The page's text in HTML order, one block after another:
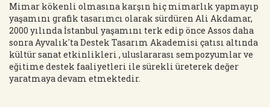
Mimar kökenli olmasına karşın hiç mimarlık yapmayıp
yaşamını grafik tasarımcı olarak sürdüren Ali Akdamar,
2000 yılında İstanbul yaşamını terk edip önce Assos daha
sonra Ayvalık'ta Destek Tasarım Akademisi çatısı altında
kültür sanat etkinlikleri , uluslararası sempozyumlar ve
eğitime destek faaliyetleri ile sürekli üreterek değer
yaratmaya devam etmektedir.